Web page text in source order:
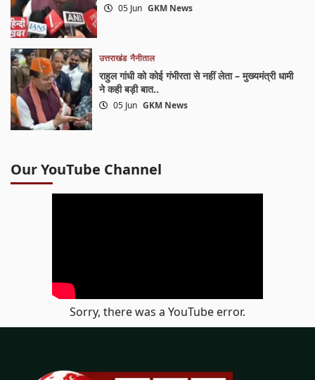
05 Jun GKM News
उत्तराखंड नैनीताल
राहुल गांधी को कोई गंभीरता से नहीं लेता – मुख्यमंत्री धामी
ने कही बड़ी बात..
05 Jun GKM News
Our YouTube Channel
Sorry, there was a YouTube error.